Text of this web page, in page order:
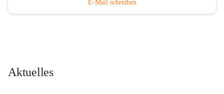
E-Mail schreiben
Aktuelles